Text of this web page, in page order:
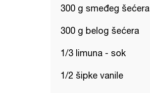
300 g smeđeg šećera
300 g belog šećera
1/3 limuna - sok
1/2 šipke vanile